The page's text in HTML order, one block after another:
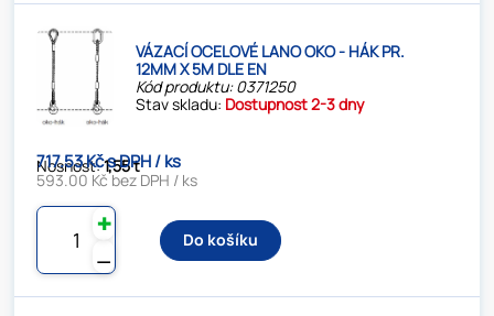
VÁZACÍ OCELOVÉ LANO OKO - HÁK PR.
12MM X 5M DLE EN
Kód produktu: 0371250
Stav skladu: Dostupnost 2-3 dny
Nosnost:1,55 t
717.53 Kč s DPH / ks
593.00 Kč bez DPH / ks
⚊
✚
Do košíku